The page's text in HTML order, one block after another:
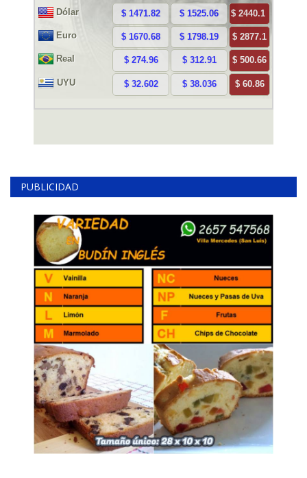
PUBLICIDAD